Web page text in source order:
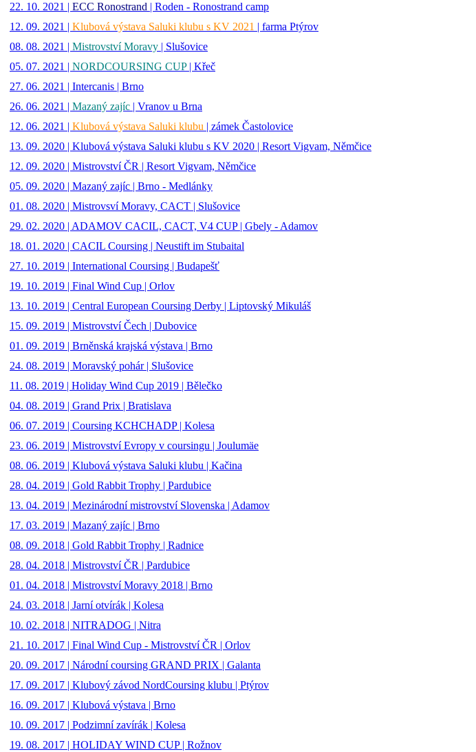
22. 10. 2021 | ECC Ronostrand | Roden - Ronostrand camp
12. 09. 2021 | Klubová výstava Saluki klubu s KV 2021 | farma Ptýrov
08. 08. 2021 | Mistrovství Moravy | Slušovice
05. 07. 2021 | NORDCOURSING CUP| Křeč
27. 06. 2021 | Intercanis | Brno
26. 06. 2021 | Mazaný zajíc | Vranov u Brna
12. 06. 2021 | Klubová výstava Saluki klubu | zámek Častolovice
13. 09. 2020 | Klubová výstava Saluki klubu s KV 2020 | Resort Vigvam, Němčice
12. 09. 2020 | Mistrovství ČR | Resort Vigvam, Němčice
05. 09. 2020 | Mazaný zajíc | Brno - Medlánky
01. 08. 2020 | Mistrovsví Moravy, CACT | Slušovice
29. 02. 2020 | ADAMOV CACIL, CACT, V4 CUP | Gbely - Adamov
18. 01. 2020 | CACIL Coursing | Neustift im Stubaital
27. 10. 2019 | International Coursing | Budapešť
19. 10. 2019 | Final Wind Cup | Orlov
13. 10. 2019 | Central European Coursing Derby | Liptovský Mikuláš
15. 09. 2019 | Mistrovství Čech | Dubovice
01. 09. 2019 | Brněnská krajská výstava | Brno
24. 08. 2019 | Moravský pohár | Slušovice
11. 08. 2019 | Holiday Wind Cup 2019 | Bělečko
04. 08. 2019 | Grand Prix | Bratislava
06. 07. 2019 | Coursing KCHCHADP | Kolesa
23. 06. 2019 | Mistrovství Evropy v coursingu | Joulumäe
08. 06. 2019 | Klubová výstava Saluki klubu | Kačina
28. 04. 2019 | Gold Rabbit Trophy | Pardubice
13. 04. 2019 | Mezinárodní mistrovství Slovenska | Adamov
17. 03. 2019 | Mazaný zajíc | Brno
08. 09. 2018 | Gold Rabbit Trophy | Radnice
28. 04. 2018 | Mistrovství ČR | Pardubice
01. 04. 2018 | Mistrovství Moravy 2018 | Brno
24. 03. 2018 | Jarní otvírák | Kolesa
10. 02. 2018 | NITRADOG | Nitra
21. 10. 2017 | Final Wind Cup - Mistrovství ČR | Orlov
20. 09. 2017 | Národní coursing GRAND PRIX | Galanta
17. 09. 2017 | Klubový závod NordCoursing klubu | Ptýrov
16. 09. 2017 | Klubová výstava | Brno
10. 09. 2017 | Podzimní zavírák | Kolesa
19. 08. 2017 | HOLIDAY WIND CUP | Rožnov